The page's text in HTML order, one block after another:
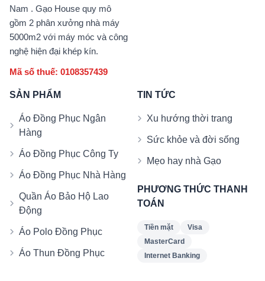
Nam . Gạo House quy mô
gồm 2 phân xưởng nhà máy
5000m2 với máy móc và công
nghệ hiện đại khép kín.
Mã số thuế: 0108357439
SẢN PHẨM
Áo Đồng Phục Ngân
Hàng
Áo Đồng Phục Công Ty
Áo Đồng Phục Nhà Hàng
Quần Áo Bảo Hộ Lao
Động
Áo Polo Đồng Phục
Áo Thun Đồng Phục
TIN TỨC
Xu hướng thời trang
Sức khỏe và đời sống
Mẹo hay nhà Gạo
PHƯƠNG THỨC THANH
TOÁN
Tiền mặt
Visa
MasterCard
Internet Banking